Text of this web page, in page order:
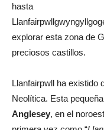
hasta
explorar esta zona de
preciosos castillos.
Llanfairpwll ha existido
Neolítica. Esta pequeña
Anglesey, en el